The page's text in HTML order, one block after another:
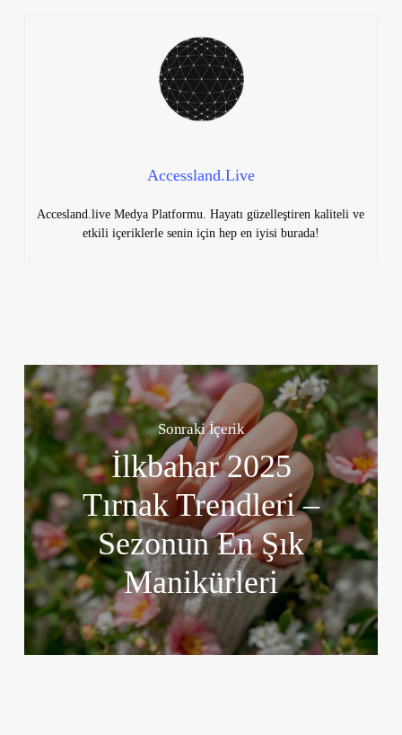
Accessland.Live
Accesland.live Medya Platformu. Hayatı güzelleştiren kaliteli ve
etkili içeriklerle senin için hep en iyisi burada!
Sonraki İçerik
İlkbahar 2025
Tırnak Trendleri –
Sezonun En Şık
Manikürleri